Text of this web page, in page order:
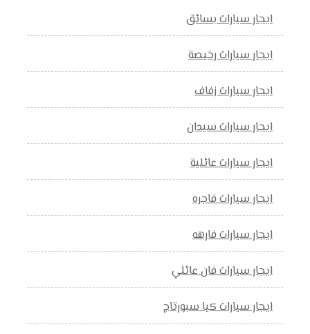
ايجار سيارات بسائق
ايجار سيارات رخيصة
ايجار سيارات زفاف
ايجار سيارات سيدان
ايجار سيارات عائلية
ايجار سيارات فاجره
ايجار سيارات فارهه
ايجار سيارات فان عائلي
ايجار سيارات كيا سبورتاج